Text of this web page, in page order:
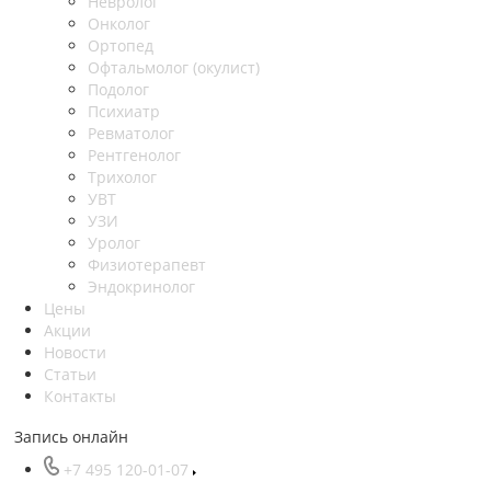
Онколог
Ортопед
Офтальмолог (окулист)
Подолог
Психиатр
Ревматолог
Рентгенолог
Трихолог
УВТ
УЗИ
Уролог
Физиотерапевт
Эндокринолог
Цены
Акции
Новости
Статьи
Контакты
Запись онлайн
+7 495 120-01-07